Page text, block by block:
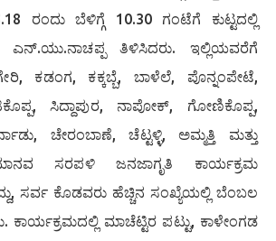
ರಂದು ಬೆಳಿಗ್ಗೆ 10.30 ಗಂಟೆಗೆ ಕುಟ್ಟದಲ್ಲಿ
ತಿಳಿಸಿದರು. ಇಲ್ಲಿಯವರೆಗೆ
ಕಡಂಗ, ಕಕ್ಕಬ್ಬೆ, ಬಾಳೆಲೆ, ಪೊನ್ನಂಪೇಟೆ,
ಸಿದ್ದಾಪುರ, ನಾಪೋಕ್, ಗೋಣಿಕೊಪ್ಪ,
ಚೇರಂಬಾಣೆ, ಚೆಟ್ಟಳ್ಳಿ, ಅಮ್ಮತ್ತಿ ಮತ್ತು
ಸರಪಳಿ ಜನಜಾಗೃತಿ ಕಾರ್ಯಕ್ರಮ
ಸರ್ವ ಕೊಡವರು ಹೆಚ್ಚಿನ ಸಂಖ್ಯೆಯಲ್ಲಿ ಬೆಂಬಲ
ಕಾರ್ಯಕ್ರಮದಲ್ಲಿ ಮಾಚೆಟ್ಟಿರ ಪಟ್ಟು, ಕಾಳೇಂಗಡ